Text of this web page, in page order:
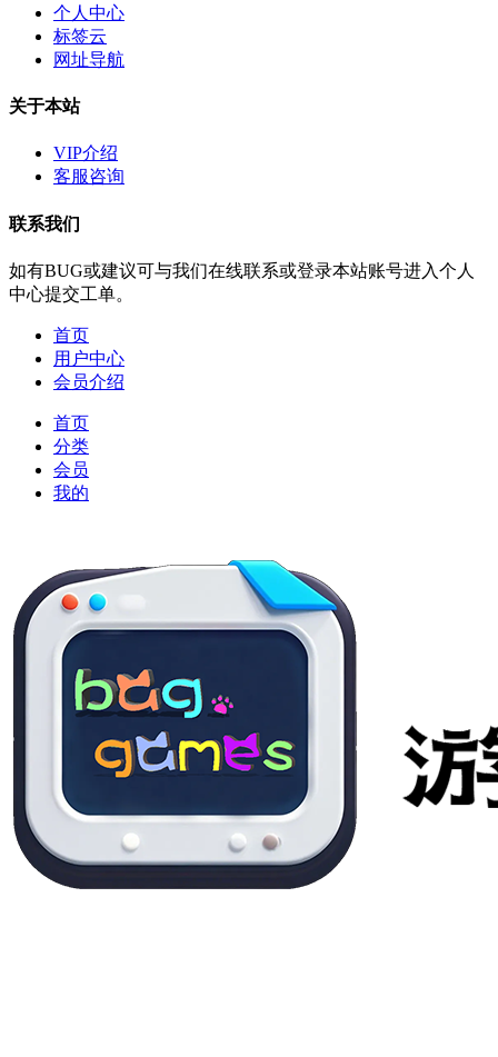
个人中心
标签云
网址导航
关于本站
VIP介绍
客服咨询
联系我们
如有BUG或建议可与我们在线联系或登录本站账号进入个人
中心提交工单。
首页
用户中心
会员介绍
首页
分类
会员
我的